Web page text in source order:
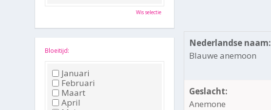
Nederlandse naam:
Blauwe anemoon
Geslacht:
Anemone
Wis selectie
Bloeitijd:
Januari
Februari
Maart
April